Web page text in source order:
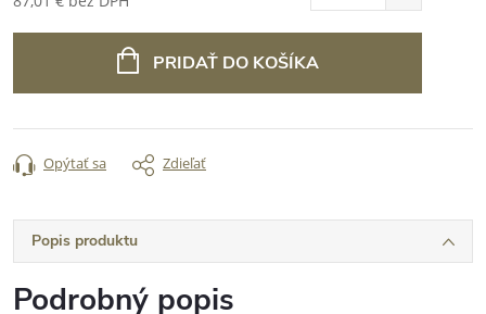
PRIDAŤ DO KOŠÍKA
Opýtať sa Zdieľať
Popis produktu
Podrobný popis